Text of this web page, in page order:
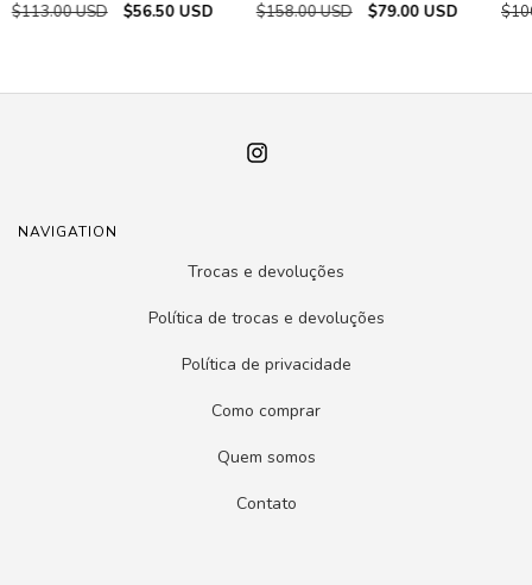
$113.00 USD $56.50 USD $158.00 USD $79.00 USD
NAVIGATION
Trocas e devoluções
Política de trocas e devoluções
Política de privacidade
Como comprar
Quem somos
Contato